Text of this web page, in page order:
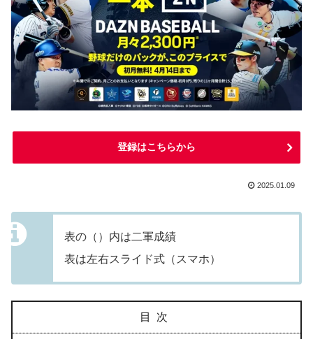
登録はこちらから
2025.01.09
表の（）内は二軍成績
表は左右スライド式（スマホ）
目次